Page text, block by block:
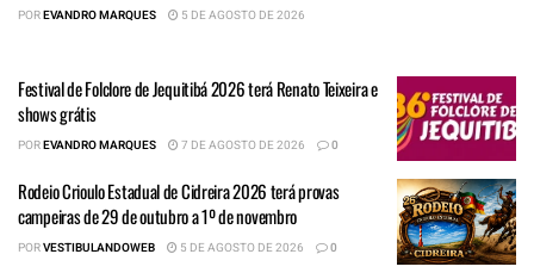
POREVANDRO MARQUES 5 DE AGOSTO DE 2026
Festival de Folclore de Jequitibá 2026 terá Renato Teixeira e
shows grátis
POREVANDRO MARQUES 7 DE AGOSTO DE 2026 0
Rodeio Crioulo Estadual de Cidreira 2026 terá provas
campeiras de 29 de outubro a 1º de novembro
PORVESTIBULANDOWEB 5 DE AGOSTO DE 2026 0